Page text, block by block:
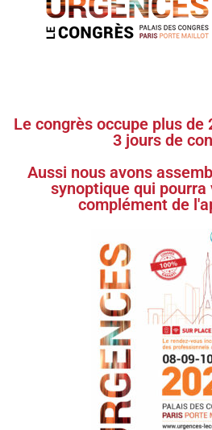
Le congrès occupe plus
3 jours de
Aussi nous avons
synoptique qui pourra
complément de